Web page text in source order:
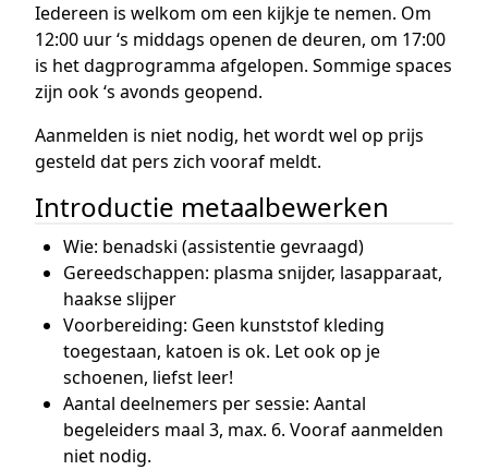
Iedereen is welkom om een kijkje te nemen. Om
12:00 uur ‘s middags openen de deuren, om 17:00
is het dagprogramma afgelopen. Sommige spaces
zijn ook ‘s avonds geopend.
Aanmelden is niet nodig, het wordt wel op prijs
gesteld dat pers zich vooraf meldt.
Introductie metaalbewerken
Wie: benadski (assistentie gevraagd)
Gereedschappen: plasma snijder, lasapparaat,
haakse slijper
Voorbereiding: Geen kunststof kleding
toegestaan, katoen is ok. Let ook op je
schoenen, liefst leer!
Aantal deelnemers per sessie: Aantal
begeleiders maal 3, max. 6. Vooraf aanmelden
niet nodig.